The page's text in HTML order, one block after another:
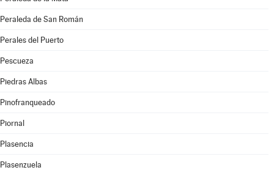
Peraleda de San Román
Perales del Puerto
Pescueza
Piedras Albas
Pinofranqueado
Piornal
Plasencia
Plasenzuela